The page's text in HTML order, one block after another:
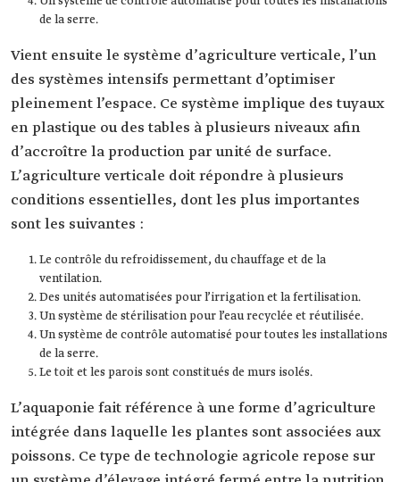
de la serre.
Vient ensuite le système d’agriculture verticale, l’un
des systèmes intensifs permettant d’optimiser
pleinement l’espace. Ce système implique des tuyaux
en plastique ou des tables à plusieurs niveaux afin
d’accroître la production par unité de surface.
L’agriculture verticale doit répondre à plusieurs
conditions essentielles, dont les plus importantes
sont les suivantes :
Le contrôle du refroidissement, du chauffage et de la
ventilation.
Des unités automatisées pour l’irrigation et la fertilisation.
Un système de stérilisation pour l’eau recyclée et réutilisée.
Un système de contrôle automatisé pour toutes les installations
de la serre.
Le toit et les parois sont constitués de murs isolés.
L’aquaponie fait référence à une forme d’agriculture
intégrée dans laquelle les plantes sont associées aux
poissons. Ce type de technologie agricole repose sur